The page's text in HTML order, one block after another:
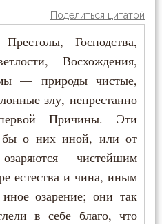
Поделиться цитатой
Господства,
Восхождения,
— природы чистые,
злу, непрестанно
Причины. Эти
бы о них иной, или от
чистейшим
естества и чина, иным
озарение; они так
в себе благо, что